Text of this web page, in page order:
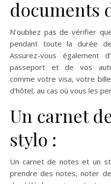
documents
N’oubliez pas de vérifier
pendant toute la durée
Assurez-vous également
passeport et de vos
comme votre visa, votre
d’hôtel, au cas où vous les
Un carnet
stylo :
Un carnet de notes et un
prendre des notes, noter